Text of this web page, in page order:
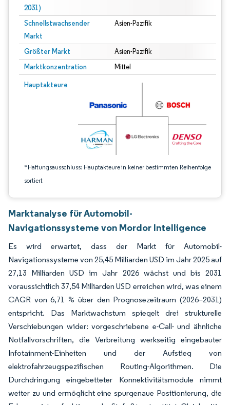
2031)
Schnellstwachsender
Markt
Asien-Pazifik
Größter Markt Asien-Pazifik
Marktkonzentration Mittel
Hauptakteure
*Haftungsausschluss: Hauptakteure in keiner bestimmten Reihenfolge
sortiert
Bild © Mordor Intelligence. Wiederverwendung erfordert Namensnennung
Marktanalyse für Automobil-
Navigationssysteme von Mordor Intelligence
Es wird erwartet, dass der Markt für Automobil-
Navigationssysteme von 25,45 Milliarden USD im Jahr 2025 auf
27,13 Milliarden USD im Jahr 2026 wächst und bis 2031
voraussichtlich 37,54 Milliarden USD erreichen wird, was einem
CAGR von 6,71 % über den Prognosezeitraum (2026–2031)
entspricht. Das Marktwachstum spiegelt drei strukturelle
Verschiebungen wider: vorgeschriebene e-Call- und ähnliche
Notfallvorschriften, die Verbreitung werkseitig eingebauter
Infotainment-Einheiten und der Aufstieg von
elektrofahrzeugspezifischen Routing-Algorithmen. Die
Durchdringung eingebetteter Konnektivitätsmodule nimmt
weiter zu und ermöglicht eine spurgenaue Positionierung, die